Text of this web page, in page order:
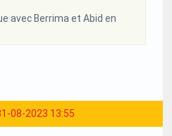
avec Berrima et Abid en
08-2023 13:55